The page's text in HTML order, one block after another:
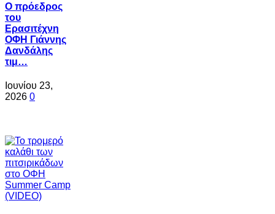
Ο πρόεδρος
του
Ερασιτέχνη
ΟΦΗ Γιάννης
Δανδάλης
τιμ…
Ιουνίου 23,
2026 0